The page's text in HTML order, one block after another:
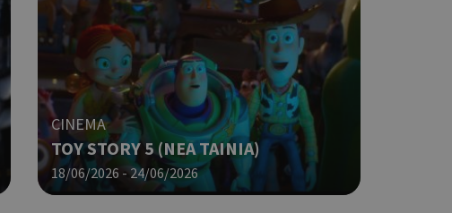
CINEMA
TOY STORY 5 (NΕΑ ΤΑΙΝΙΑ)
18/06/2026 - 24/06/2026